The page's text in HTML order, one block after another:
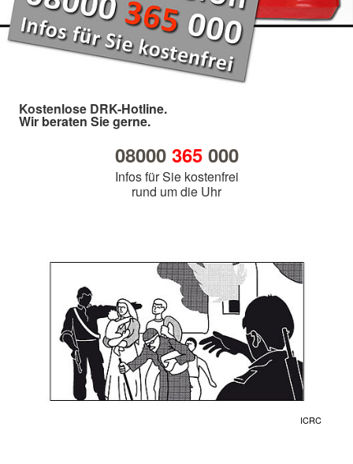
Kostenlose DRK-Hotline.
Wir beraten Sie gerne.
08000 365000
Infos für Sie kostenfrei
rund um die Uhr
ICRC